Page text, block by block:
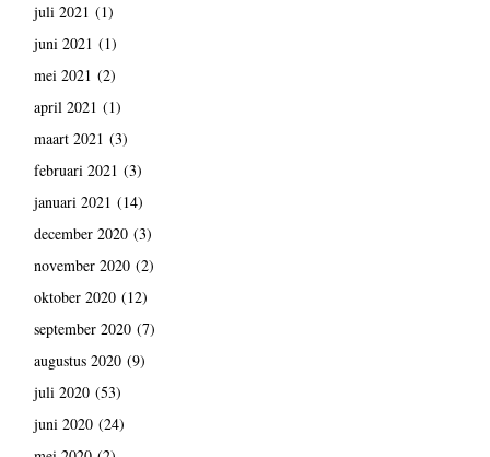
juli 2021 (1)
juni 2021 (1)
mei 2021 (2)
april 2021 (1)
maart 2021 (3)
februari 2021 (3)
januari 2021 (14)
december 2020(3)
november 2020(2)
oktober 2020(12)
september 2020(7)
augustus 2020(9)
juli 2020(53)
juni 2020(24)